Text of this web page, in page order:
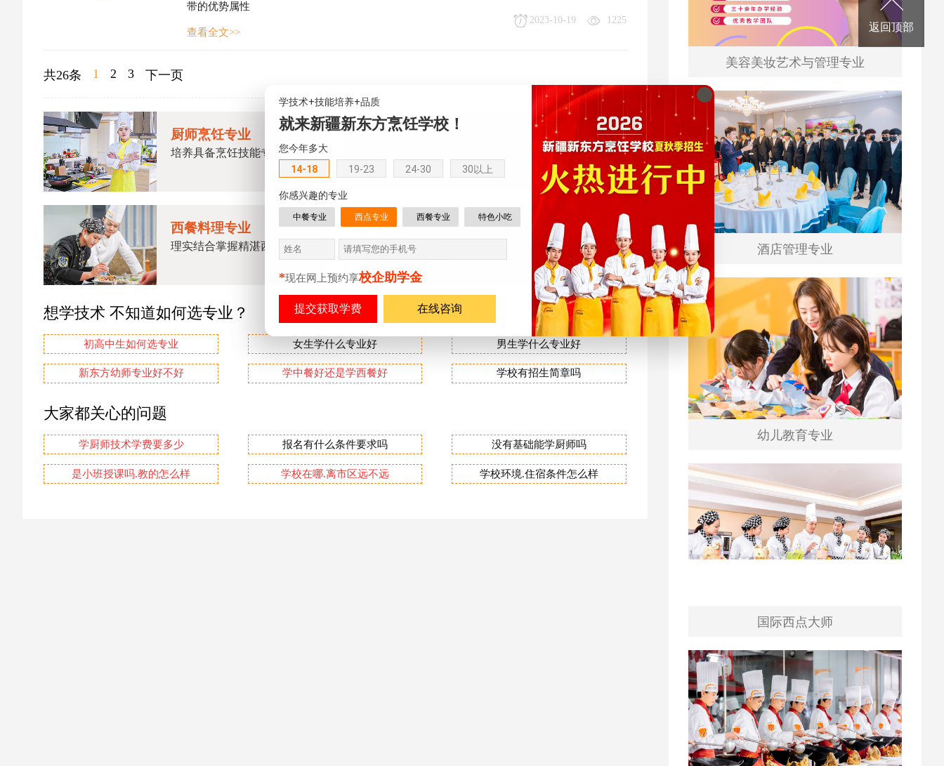
带的优势属性
2023-10-19 1225
查看全文>>
共26条 1 2 3 下一页
厨师烹饪专业
培养具备烹饪技能专门人才
西点烘焙专业
学习西点创造正宗幸福味道
西餐料理专业
理实结合掌握精湛西餐技术
短期烹饪专业
短时间成才助力创发展
想学技术 不知道如何选专业？
初高中生如何选专业 女生学什么专业好 男生学什么专业好
新东方幼师专业好不好 学中餐好还是学西餐好 学校有招生简章吗
大家都关心的问题
学厨师技术学费要多少 报名有什么条件要求吗 没有基础能学厨师吗
是小班授课吗.教的怎么样 学校在哪.离市区远不远 学校环境.住宿条件怎么样
美容美妆艺术与管理专业
酒店管理专业
幼儿教育专业
国际西点大师
学技术+技能培养+品质
就来新疆新东方烹饪学校！
您今年多大
14-18
19-23 24-30 30以上
你感兴趣的专业
中餐专业 西点专业 西餐专业 特色小吃
*现在网上预约享校企助学金
在线咨询
返回顶部